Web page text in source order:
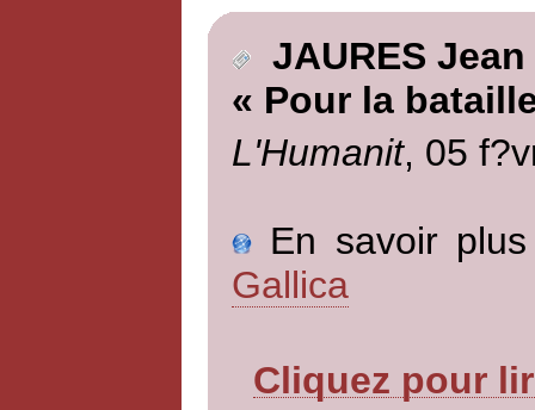
JAURES Jean
« Pour la
L'Humanit, 05
En savoir
Gallica
Cliquez pour